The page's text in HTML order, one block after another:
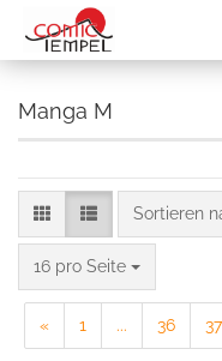
Manga M
Sortieren
16 pro Seite
« 1 ... 36 37